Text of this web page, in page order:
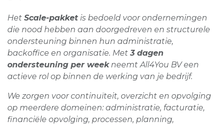
Het Scale-pakket is bedoeld voor ondernemingen
die nood hebben aan doorgedreven en structurele
ondersteuning binnen hun administratie,
backoffice en organisatie. Met3 dagen
ondersteuning per weekneemt All4You BV een
actieve rol op binnen de werking van je bedrijf.
We zorgen voor continuïteit, overzicht en opvolging
op meerdere domeinen: administratie, facturatie,
financiële opvolging, processen, planning,